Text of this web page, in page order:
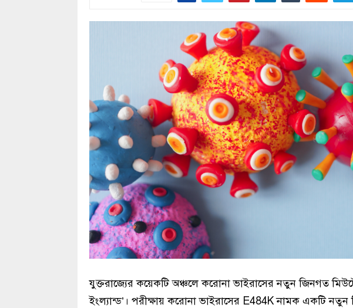
যুক্তরাজ্যের কয়েকটি অঞ্চলে করোনা ভাইরাসের নতুন জিনগত
ইংল্যান্ড’। পরীক্ষায় করোনা ভাইরাসের E484K নামক একটি নতুন